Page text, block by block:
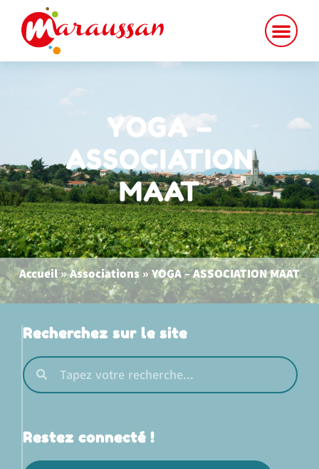
principal
YOGA –
ASSOCIATION
MAAT
Accueil»Associations » YOGA – ASSOCIATION MAAT
Recherchez sur le site
Restez connecté !